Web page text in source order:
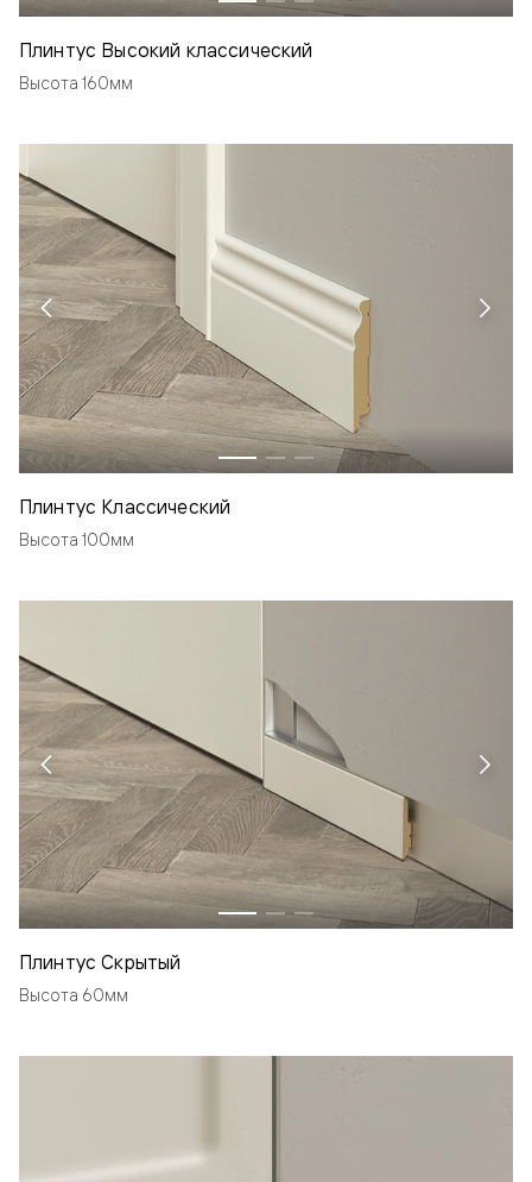
Плинтус Высокий классический
Высота 160мм
Плинтус Классический
Высота 100мм
Плинтус Скрытый
Высота 60мм